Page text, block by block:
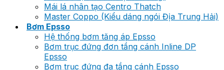
Mái lá nhân tạo Centro Thatch
Master Coppo (Kiểu dáng ngói Địa Trung Hải)
Bơm Epsso
Hệ thống bơm tăng áp Epsso
Bơm trục đứng đơn tầng cánh Inline DP
Epsso
Bơm trục đứng đa tầng cánh Epsso